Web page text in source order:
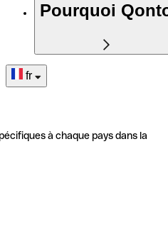
Pourquoi
fr
à chaque pays dans la